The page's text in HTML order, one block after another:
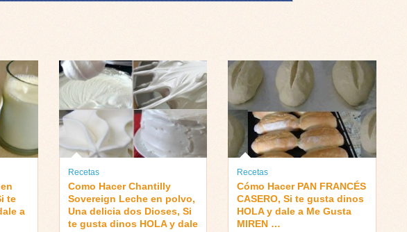
te
a
Recetas
Como Hacer Chantilly
Sovereign Leche en polvo,
Una delicia dos Dioses, Si
te gusta dinos HOLA y dale
Recetas
Cómo Hacer PAN FRANCÉS
CASERO, Si te gusta dinos
HOLA y dale a Me Gusta
MIREN …